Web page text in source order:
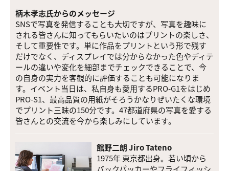
柄木孝志氏からのメッセージ
SNSで写真を発信することも大切ですが、写真を趣味に
される皆さんに知ってもらいたいのはプリントの楽しさ、
そして重要性です。単に作品をプリントという形で残す
だけでなく、ディスプレイでは分からなかった色やディテ
ールの違いや変化を細部までチェックできることで、今
の自身の実力を客観的に評価することも可能になりま
す。イベント当日は、私自身も愛用するPRO-G1をはじめ
PRO-S1、最高品質の用紙がそろうかなりぜいたくな環境
でプリント三昧の150分です。47都道府県の写真を愛する
皆さんとの交流を今から楽しみにしています。
館野二朗 Jiro Tateno
1975年 東京都出身。若い頃から
バックパッカーやフライフィッシ